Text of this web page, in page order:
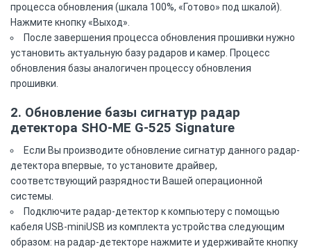
процесса обновления (шкала 100%, «Готово» под шкалой).
Нажмите кнопку «Выход».
После завершения процесса обновления прошивки нужно
установить актуальную базу радаров и камер. Процесс
обновления базы аналогичен процессу обновления
прошивки.
2. Обновление базы сигнатур радар
детектора SHO-ME G-525 Signature
Если Вы производите обновление сигнатур данного радар-
детектора впервые, то установите драйвер,
соответствующий разрядности Вашей операционной
системы.
Подключите радар-детектор к компьютеру с помощью
кабеля USB-miniUSB из комплекта устройства следующим
образом: на радар-детекторе нажмите и удерживайте кнопку